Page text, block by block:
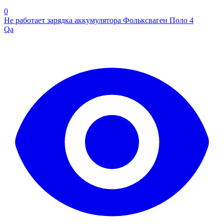
0
Не работает зарядка аккумулятора Фольксваген Поло 4
Qa